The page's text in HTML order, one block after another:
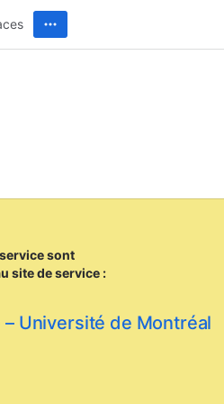
sont
sitede service :
Université de Montréal